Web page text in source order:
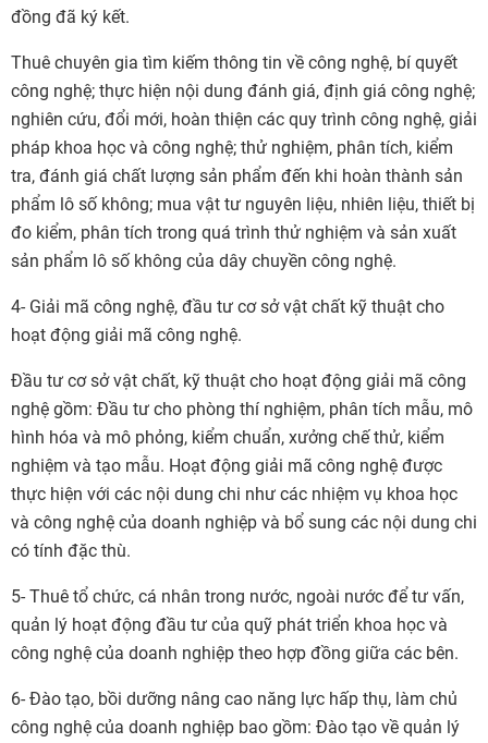
đồng đã ký kết.
Thuê chuyên gia tìm kiếm thông tin về công nghệ, bí quyết
công nghệ; thực hiện nội dung đánh giá, định giá công nghệ;
nghiên cứu, đổi mới, hoàn thiện các quy trình công nghệ, giải
pháp khoa học và công nghệ; thử nghiệm, phân tích, kiểm
tra, đánh giá chất lượng sản phẩm đến khi hoàn thành sản
phẩm lô số không; mua vật tư nguyên liệu, nhiên liệu, thiết bị
đo kiểm, phân tích trong quá trình thử nghiệm và sản xuất
sản phẩm lô số không của dây chuyền công nghệ.
4- Giải mã công nghệ, đầu tư cơ sở vật chất kỹ thuật cho
hoạt động giải mã công nghệ.
Đầu tư cơ sở vật chất, kỹ thuật cho hoạt động giải mã công
nghệ gồm: Đầu tư cho phòng thí nghiệm, phân tích mẫu, mô
hình hóa và mô phỏng, kiểm chuẩn, xưởng chế thử, kiểm
nghiệm và tạo mẫu. Hoạt động giải mã công nghệ được
thực hiện với các nội dung chi như các nhiệm vụ khoa học
và công nghệ của doanh nghiệp và bổ sung các nội dung chi
có tính đặc thù.
5- Thuê tổ chức, cá nhân trong nước, ngoài nước để tư vấn,
quản lý hoạt động đầu tư của quỹ phát triển khoa học và
công nghệ của doanh nghiệp theo hợp đồng giữa các bên.
6- Đào tạo, bồi dưỡng nâng cao năng lực hấp thụ, làm chủ
công nghệ của doanh nghiệp bao gồm: Đào tạo về quản lý